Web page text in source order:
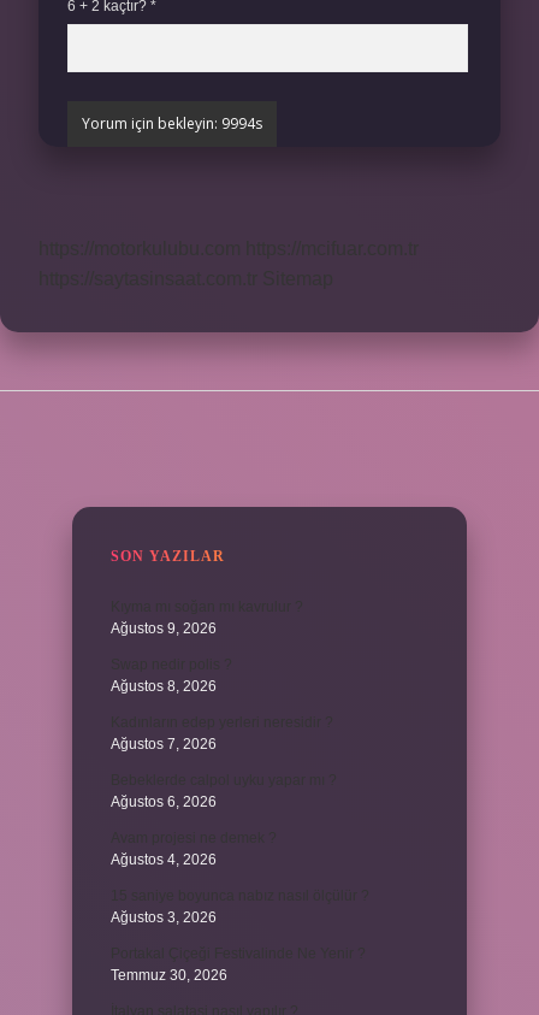
6 + 2 kaçtır? *
SON YAZILAR
Ağustos 9, 2026
Ağustos 8, 2026
Ağustos 7, 2026
Ağustos 6, 2026
Ağustos 4, 2026
Ağustos 3, 2026
Temmuz 30, 2026